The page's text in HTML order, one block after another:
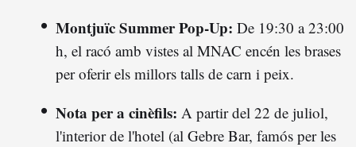
Montjuïc Summer Pop-Up: De 19:30 a 23:00
h, el racó amb vistes al MNAC encén les brases
per oferir els millors talls de carn i peix.
Nota per a cinèfils: A partir del 22 de juliol,
l'interior de l'hotel (al Gebre Bar, famós per les